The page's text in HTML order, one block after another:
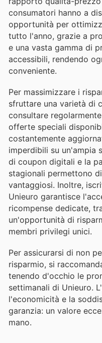
consumatori hanno a
opportunità per
tutto l'anno, grazie a
e una vasta gamma di
accessibili, rendendo
conveniente.
Per massimizzare i
sfruttare una varietà di
consultare
offerte speciali
costantemente
imperdibili su un'ampia
di coupon digitali e la
stagionali permettono
vantaggiosi. Inoltre,
Unieuro garantisce
ricompense dedicate,
un'opportunità di
membri privilegi unici.
Per assicurarsi di non
risparmio, si
tenendo d'occhio le
settimanali di Unieuro.
l'economicità e la
garanzia: un valore
mano.